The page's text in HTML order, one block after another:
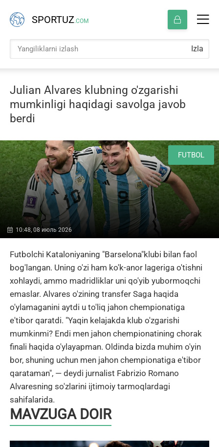
SPORTUZ.COM
Izla
Julian Alvares klubning o'zgarishi
mumkinligi haqidagi savolga javob
berdi
FUTBOL
10:48, 08 июль 2026
Futbolchi Kataloniyaning "Barselona"klubi bilan faol
bog'langan. Uning o'zi ham ko'k-anor lageriga o'tishni
xohlaydi, ammo madridliklar uni qo'yib yubormoqchi
emaslar. Alvares o'zining transfer Saga haqida
o'ylamaganini aytdi u to'liq jahon chempionatiga
e'tibor qaratdi. "Yaqin kelajakda klub o'zgarishi
mumkinmi? Endi men jahon chempionatining chorak
finali haqida o'ylayapman. Oldinda bizda muhim o'yin
bor, shuning uchun men jahon chempionatiga e'tibor
qarataman", — deydi jurnalist Fabrizio Romano
Alvaresning so'zlarini ijtimoiy tarmoqlardagi
sahifalarida.
MAVZUGA DOIR